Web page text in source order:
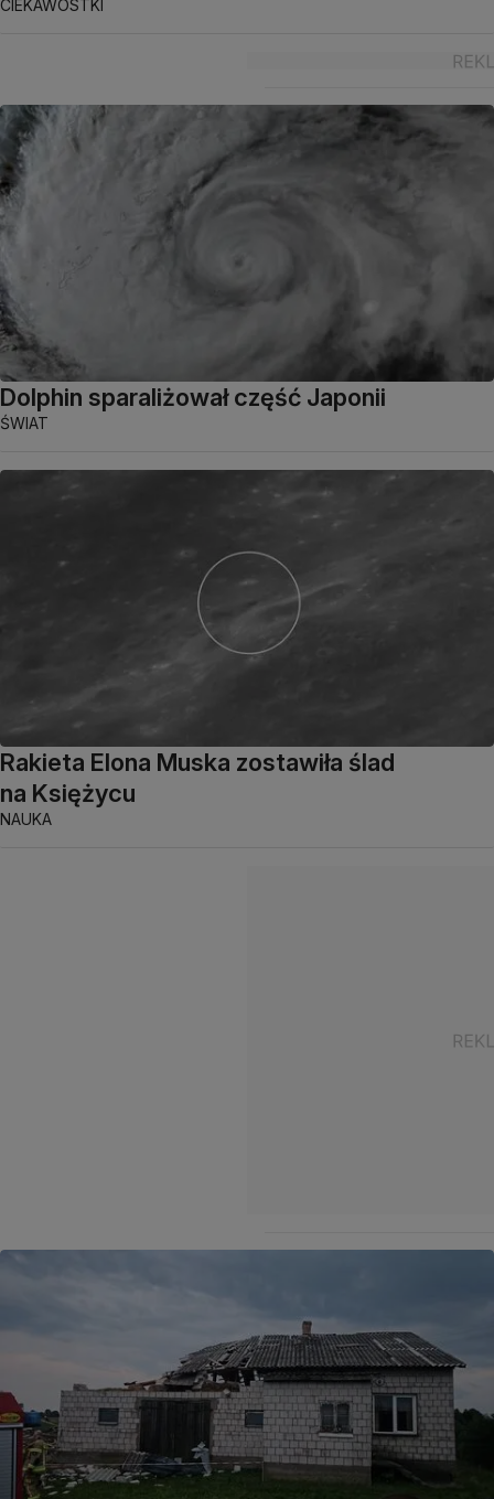
CIEKAWOSTKI
Dolphin sparaliżował część Japonii
ŚWIAT
Rakieta Elona Muska zostawiła ślad
na Księżycu
NAUKA